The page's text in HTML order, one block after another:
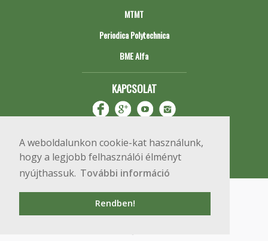
A weboldalunkon cookie-kat használunk,
hogy a legjobb felhasználói élményt
nyújthassuk. További információ
Rendben!
MTMT
Periodica Polytechnica
BME Alfa
KAPCSOLAT
Copyright © 2020 BME Építőmérnöki Kar
1111 Budapest, Műegyetem rkp. 3.